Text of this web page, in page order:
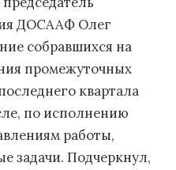
ДОСААФ Олег
собравшихся на
промежуточных
квартала
по исполнению
работы,
задачи. Подчеркнул,